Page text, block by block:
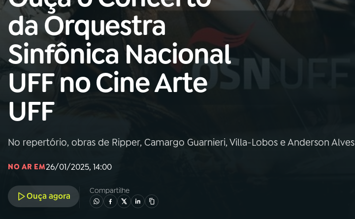
Rádio
MEC
Início
01INÍCIO
02A RÁDIO
03PROGRAMAÇÃO
04PROGRAMAS
da Orquestra
Sinfônica Nacional
UFF no Cine Arte
UFF
No repertório, obras de Ripper, Camargo Guarnieri, Villa-Lobos e Anderson Alves
NO AR EM26/01/2025, 14:00
Ouça agora
Compartilhe